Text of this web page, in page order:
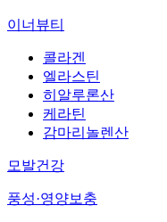
이너뷰티
콜라겐
엘라스틴
히알루론산
케라틴
감마리놀렌산
모발건강
풍성·영양보충